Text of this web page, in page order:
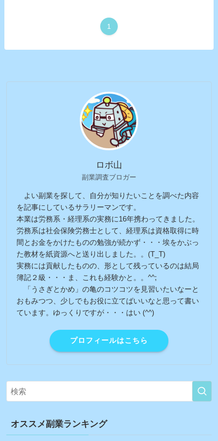
1
ロボ山
副業調査ブロガー
よい副業を探して、自分が知りたいことを調べた内容
を記事にしているサラリーマンです。
本業は労務系・経理系の実務に16年携わってきました。
労務系は社会保険労務士として、経理系は資格取得に時
間とお金をかけたものの勉強が続かず・・・埃をかぶっ
た教材を紙資源へと送り出しました。。(T_T)
実務には貢献したものの、形として残っているのは結局
簿記２級・・・ま、これも経験かと。。^^;
「うさぎとかめ」の亀のコツコツを見習いたいなーと
おもみつつ、少しでもお役に立てばいいなと思って書い
ています。ゆっくりですが・・・はい (^^)
プロフィールはこちら
オススメ副業ランキング